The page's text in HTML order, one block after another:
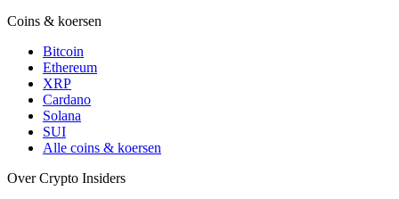
Coins & koersen
Bitcoin
Ethereum
XRP
Cardano
Solana
SUI
Alle coins & koersen
Over Crypto Insiders